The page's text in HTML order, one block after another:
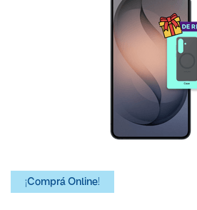
¡Comprá Online!